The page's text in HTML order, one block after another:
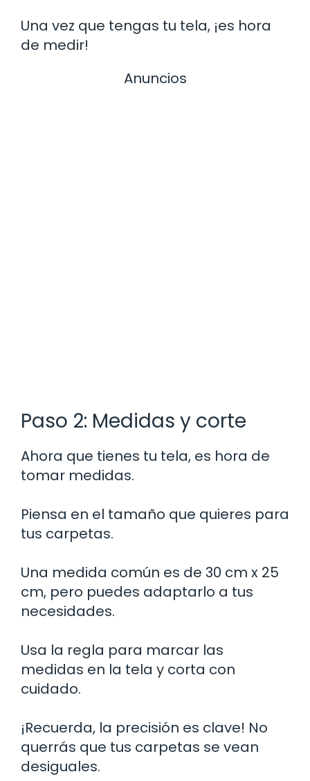
Una vez que tengas tu tela, ¡es hora
de medir!
Anuncios
Paso 2: Medidas y corte
Ahora que tienes tu tela, es hora de
tomar medidas.
Piensa en el tamaño que quieres para
tus carpetas.
Una medida común es de 30 cm x 25
cm, pero puedes adaptarlo a tus
necesidades.
Usa la regla para marcar las
medidas en la tela y corta con
cuidado.
¡Recuerda, la precisión es clave! No
querrás que tus carpetas se vean
desiguales.